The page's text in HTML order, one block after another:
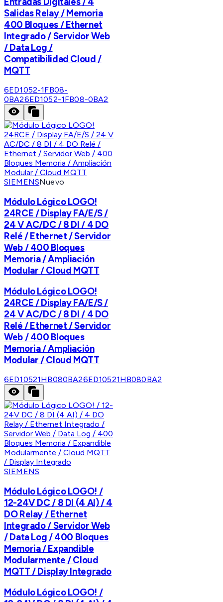
Salidas Relay / Memoria
400 Bloques / Ethernet
Integrado / Servidor Web
/ Data Log /
Compatibilidad Cloud /
MQTT
6ED1052-1FB08-
0BA26ED1052-1FB08-0BA2
SIEMENSNuevo
Módulo Lógico LOGO!
24RCE / Display FA/E/S /
24 V AC/DC / 8 DI / 4 DO
Relé / Ethernet / Servidor
Web / 400 Bloques
Memoria / Ampliación
Modular / Cloud MQTT
Módulo Lógico LOGO!
24RCE / Display FA/E/S /
24 V AC/DC / 8 DI / 4 DO
Relé / Ethernet / Servidor
Web / 400 Bloques
Memoria / Ampliación
Modular / Cloud MQTT
6ED10521HB080BA26ED10521HB080BA2
SIEMENS
Módulo Lógico LOGO! /
12-24V DC / 8 DI (4 AI) / 4
DO Relay / Ethernet
Integrado / Servidor Web
/ Data Log / 400 Bloques
Memoria / Expandible
Modularmente / Cloud
MQTT / Display Integrado
Módulo Lógico LOGO! /